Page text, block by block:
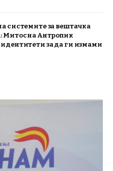
системите за вештачка
Митос на Антропик
за да ги измами